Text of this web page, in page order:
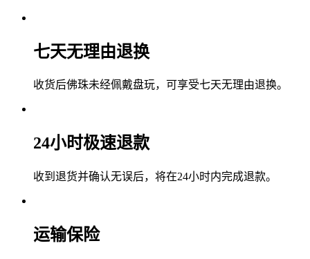
七天无理由退换
收货后佛珠未经佩戴盘玩，可享受七天无理由退换。
24小时极速退款
收到退货并确认无误后，将在24小时内完成退款。
运输保险